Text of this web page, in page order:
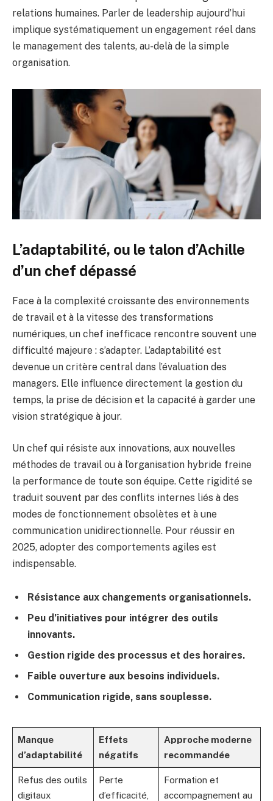
relations humaines. Parler de leadership aujourd’hui
implique systématiquement un engagement réel dans
le management des talents, au-delà de la simple
organisation.
L’adaptabilité, ou le talon d’Achille
d’un chef dépassé
Face à la complexité croissante des environnements
de travail et à la vitesse des transformations
numériques, un chef inefficace rencontre souvent une
difficulté majeure : s’adapter. L’adaptabilité est
devenue un critère central dans l’évaluation des
managers. Elle influence directement la gestion du
temps, la prise de décision et la capacité à garder une
vision stratégique à jour.
Un chef qui résiste aux innovations, aux nouvelles
méthodes de travail ou à l’organisation hybride freine
la performance de toute son équipe. Cette rigidité se
traduit souvent par des conflits internes liés à des
modes de fonctionnement obsolètes et à une
communication unidirectionnelle. Pour réussir en
2025, adopter des comportements agiles est
indispensable.
Résistance aux changements organisationnels.
Peu d’initiatives pour intégrer des outils
innovants.
Gestion rigide des processus et des horaires.
Faible ouverture aux besoins individuels.
Communication rigide, sans souplesse.
Manque
d’adaptabilité
Effets
négatifs
Approche moderne
recommandée
Refus des outils
digitaux
Perte
d’efficacité,
Formation et
accompagnement au